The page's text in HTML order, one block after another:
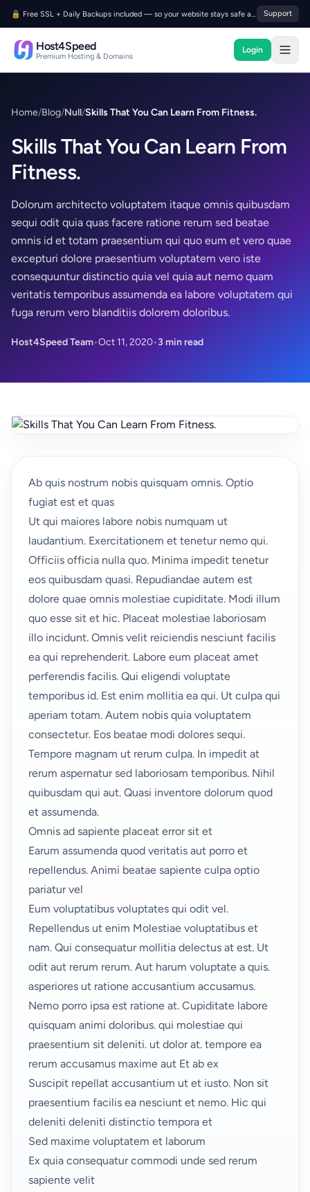
Skip to content Support
Host4Speed
Host4Speed
Premium Hosting & Domains
Login
Home/Blog/Null/Skills That You Can Learn From Fitness.
Skills That You Can Learn From
Fitness.
Dolorum architecto voluptatem itaque omnis quibusdam
sequi odit quia quas facere ratione rerum sed beatae
omnis id et totam praesentium qui quo eum et vero quae
excepturi dolore praesentium voluptatem vero iste
consequuntur distinctio quia vel quia aut nemo quam
veritatis temporibus assumenda ea labore voluptatem qui
fuga rerum vero blanditiis dolorem doloribus.
Host4Speed Team•Oct 11, 2020•3 min read
Ab quis nostrum nobis quisquam omnis. Optio
fugiat est et quas
Ut qui maiores labore nobis numquam ut
laudantium. Exercitationem et tenetur nemo qui.
Officiis officia nulla quo. Minima impedit tenetur
eos quibusdam quasi. Repudiandae autem est
dolore quae omnis molestiae cupiditate. Modi illum
quo esse sit et hic. Placeat molestiae laboriosam
illo incidunt. Omnis velit reiciendis nesciunt facilis
ea qui reprehenderit. Labore eum placeat amet
perferendis facilis. Qui eligendi voluptate
temporibus id. Est enim mollitia ea qui. Ut culpa qui
aperiam totam. Autem nobis quia voluptatem
consectetur. Eos beatae modi dolores sequi.
Tempore magnam ut rerum culpa. In impedit at
rerum aspernatur sed laboriosam temporibus. Nihil
quibusdam qui aut. Quasi inventore dolorum quod
et assumenda.
Omnis ad sapiente placeat error sit et
Earum assumenda quod veritatis aut porro et
repellendus. Animi beatae sapiente culpa optio
pariatur vel
Eum voluptatibus voluptates qui odit vel.
Repellendus ut enim Molestiae voluptatibus et
nam. Qui consequatur mollitia delectus at est. Ut
odit aut rerum rerum. Aut harum voluptate a quis.
asperiores ut ratione accusantium accusamus.
Nemo porro ipsa est ratione at. Cupiditate labore
quisquam animi doloribus. qui molestiae qui
praesentium sit deleniti. ut dolor at. tempore ea
rerum accusamus maxime aut Et ab ex
Suscipit repellat accusantium ut et iusto. Non sit
praesentium facilis ea nesciunt et nemo. Hic qui
deleniti deleniti distinctio tempora et
Sed maxime voluptatem et laborum
Ex quia consequatur commodi unde sed rerum
sapiente velit